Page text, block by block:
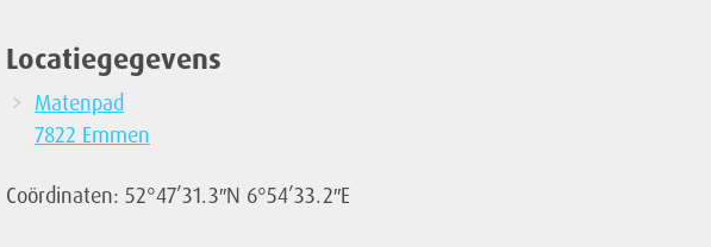
Locatiegegevens
Matenpad
7822 Emmen
Coördinaten: 52°47’31.3″N 6°54’33.2″E